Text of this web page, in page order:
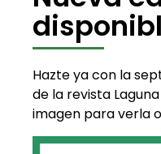
Hazte ya con la
de la revista
imagen para verla